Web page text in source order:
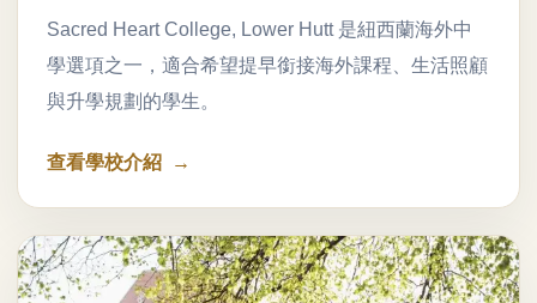
Sacred Heart College, Lower Hutt 是紐西蘭海外中
學選項之一，適合希望提早銜接海外課程、生活照顧
與升學規劃的學生。
查看學校介紹